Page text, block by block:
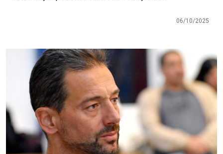
06/10/2025
Imagen